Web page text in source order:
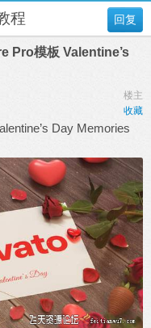
回复
程
Pro模板 Valentine’s
楼主
收藏
Day Memories